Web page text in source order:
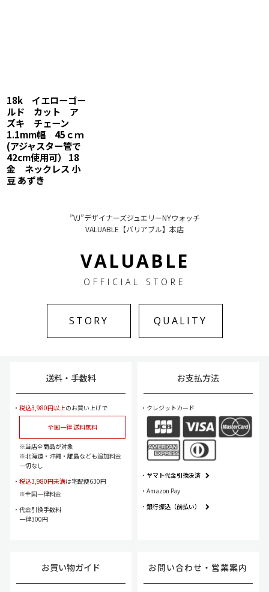
18k イエローゴー
ルド カット ア
ズキ チェーン
1.1mm幅 45ｃｍ
(アジャスター管で
42cm使用可） 18
金 ネックレス 小
豆 あずき
”VJ”デザイナーズジュエリーNYウォッチ
VALUABLE【バリアブル】本店
VALUABLE
OFFICIAL STORE
STORY QUALITY
送料・手数料
税込3,980円以上のお買い上げで
全国一律 送料無料
当店全商品が対象
北海道・沖縄・離島なども追加料金
一切なし
税込3,980円未満は宅配便630円
全国一律料金
代金引換手数料
一律300円
お支払方法
クレジットカード
ヤマト代金引換決済
Amazon Pay
銀行振込（前払い）
お買い物ガイド お問い合わせ・ 営業案内